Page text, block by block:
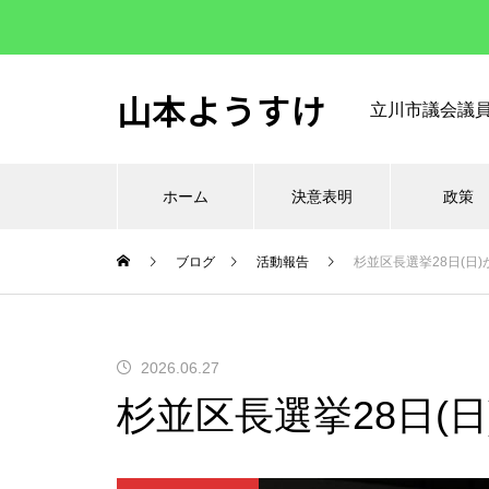
山本ようすけ 立川市議会議
ホーム 決意表明 政策
ブログ 活動報告 杉並区長選挙28日(日)
2026.06.27
杉並区長選挙28日(